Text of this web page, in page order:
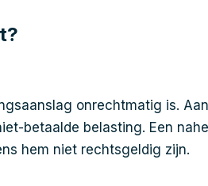
onrechtmatig is.
betaalde belasting. Een
hem niet rechtsgeldig zijn.